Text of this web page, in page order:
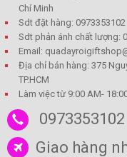
Chí Minh
Sdt đặt hàng: 0973353102
Sdt phản ánh chất lượng:
Email:
Địa chỉ bán hàng: 375
TP.HCM
Làm việc từ 9:00 AM-
0973353102
Giao hàng